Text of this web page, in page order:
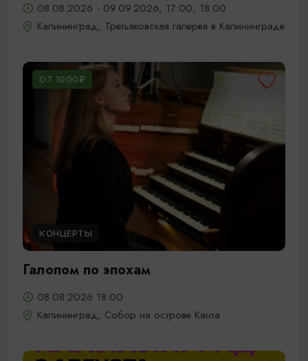
08.08.2026 - 09.09.2026, 17:00, 18:00
Калининград, Третьяковская галерея в Калининграде
ОТ 1000₽
КОНЦЕРТЫ
Галопом по эпохам
08.08.2026 18:00
Калининград, Собор на острове Канта